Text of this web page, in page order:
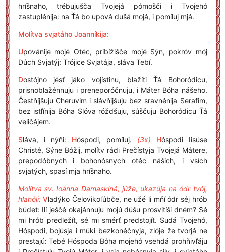
hríšnaho, trébujušča Tvojejá pómošči i Tvojehó
zastuplénija: na Ťá bo upová dušá mojá, i pomíluj mjá.
Molítva svjatáho Joanníkija:
Upovánije mojé Otéc, pribížišče mojé Sýn, pokróv mój
Dúch Svjatýj: Trójice Svjatája, sláva Tebí.
Dostójno jésť jáko vojístinu, blažíti Ťá Bohoródicu,
prisnoblažénnuju i preneporóčnuju, i Máter Bóha nášeho.
Čestňíjšuju Cheruvim i slávňijšuju bez sravnénija Serafim,
bez istľínija Bóha Slóva róždšuju, súščuju Bohoródicu Ťá
veličájem.
Sláva, i nýňi: Hóspodi, pomíluj. (3x) Hóspodi Iisúse
Christé, Sýne Bóžij, molítv rádi Prečístyja Tvojejá Mátere,
prepodóbnych i bohonósnych otéc nášich, i vsích
svjatých, spasí mja hríšnaho.
Molítva sv. Ioánna Damaskiná, júže, ukazúja na ódr tvój,
hlahóli: Vladýko Čelovikoľúbče, ne užé li mňí ódr séj hrób
búdet: Ilí ješčé okajánnuju mojú dúšu prosvitíši dném? Sé
mi hrób predležít, sé mi smérť predstojít. Sudá Tvojehó,
Hóspodi, bojúsja i múki bezkonéčnyja, zlóje že tvorjá ne
prestajú: Tebé Hóspoda Bóha mojehó vsehdá prohňivľáju